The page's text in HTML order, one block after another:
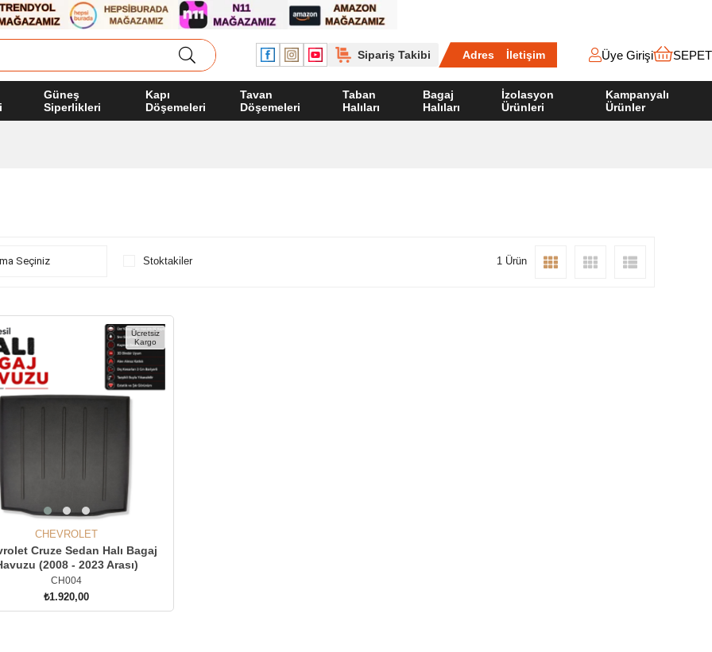
Sipariş Takibi Adres İletişim Üye Girişi SEPET
Güneş
Siperlikleri
Kapı
Döşemeleri
Tavan
Döşemeleri
Taban
Halıları
Bagaj
Halıları
İzolasyon
Ürünleri
Kampanyalı
Ürünler
Stoktakiler 1 Ürün
Ücretsiz
Kargo
CHEVROLET
Cruze Sedan Halı Bagaj
(2008 - 2023 Arası)
CH004
₺1.920,00